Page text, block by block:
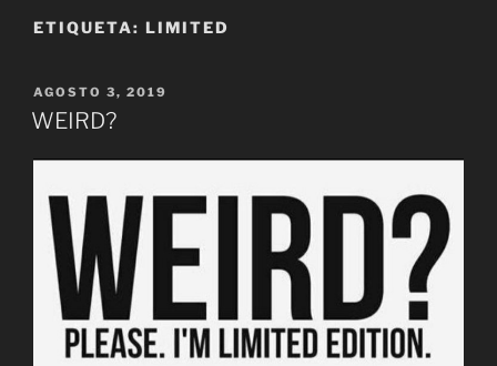
ETIQUETA: LIMITED
PUBLICADO
EL
AGOSTO 3, 2019
WEIRD?